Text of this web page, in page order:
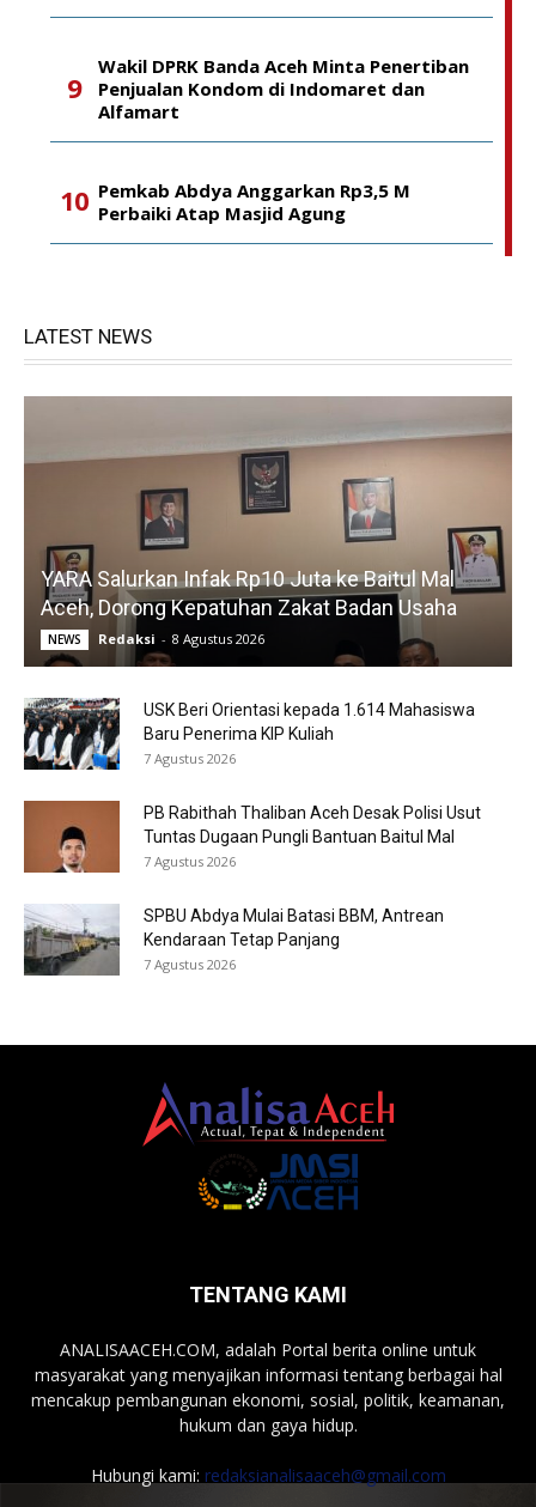
Wakil DPRK Banda Aceh Minta Penertiban
Penjualan Kondom di Indomaret dan
Alfamart
Pemkab Abdya Anggarkan Rp3,5 M
Perbaiki Atap Masjid Agung
LATEST NEWS
YARA Salurkan Infak Rp10 Juta ke Baitul Mal
Aceh, Dorong Kepatuhan Zakat Badan Usaha
NEWS Redaksi - 8 Agustus 2026
USK Beri Orientasi kepada 1.614 Mahasiswa
Baru Penerima KIP Kuliah
7 Agustus 2026
PB Rabithah Thaliban Aceh Desak Polisi Usut
Tuntas Dugaan Pungli Bantuan Baitul Mal
7 Agustus 2026
SPBU Abdya Mulai Batasi BBM, Antrean
Kendaraan Tetap Panjang
7 Agustus 2026
TENTANG KAMI
ANALISAACEH.COM, adalah Portal berita online untuk
masyarakat yang menyajikan informasi tentang berbagai hal
mencakup pembangunan ekonomi, sosial, politik, keamanan,
hukum dan gaya hidup.
Hubungi kami: redaksianalisaaceh@gmail.com